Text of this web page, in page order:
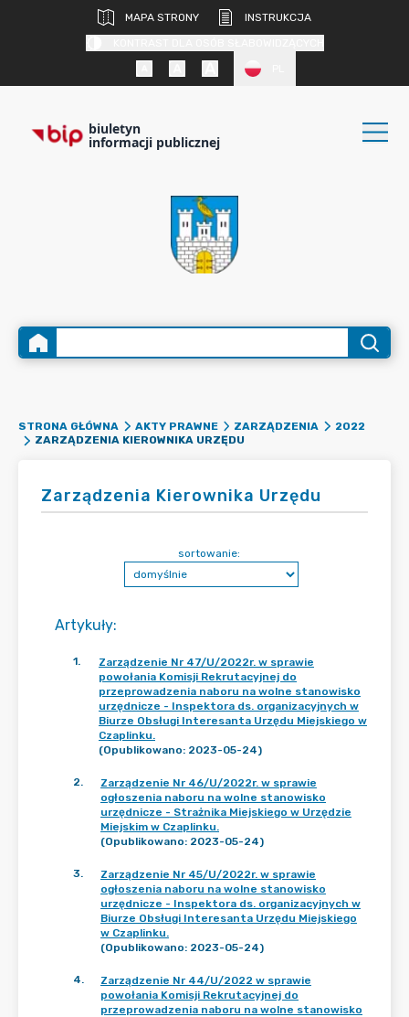
MAPA STRONY
INSTRUKCJA
biuletyn
informacji publicznej
STRONA GŁÓWNA AKTY PRAWNE ZARZĄDZENIA
2022
ZARZĄDZENIA KIEROWNIKA URZĘDU
Zarządzenia Kierownika Urzędu
Artykuły:
sortowanie:
1.
Zarządzenie Nr 47/U/2022r. w sprawie
powołania Komisji Rekrutacyjnej do
przeprowadzenia naboru na wolne stanowisko
urzędnicze - Inspektora ds. organizacyjnych w
Biurze Obsługi Interesanta Urzędu Miejskiego w
Czaplinku.
(Opublikowano: 2023-05-24)
2.
Zarządzenie Nr 46/U/2022r. w sprawie
ogłoszenia naboru na wolne stanowisko
urzędnicze - Strażnika Miejskiego w Urzędzie
Miejskim w Czaplinku.
(Opublikowano: 2023-05-24)
3.
Zarządzenie Nr 45/U/2022r. w sprawie
ogłoszenia naboru na wolne stanowisko
urzędnicze - Inspektora ds. organizacyjnych w
Biurze Obsługi Interesanta Urzędu Miejskiego
w Czaplinku.
(Opublikowano: 2023-05-24)
4.
Zarządzenie Nr 44/U/2022 w sprawie
powołania Komisji Rekrutacyjnej do
przeprowadzenia naboru na wolne stanowisko